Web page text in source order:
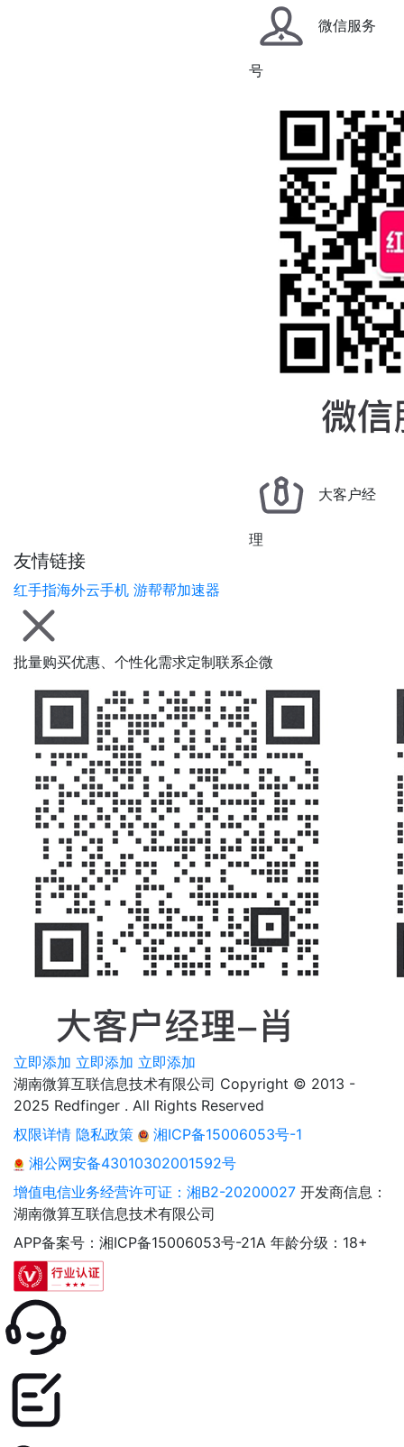
友情链接
红手指海外云手机 游帮帮加速器
微信服务
号
大客户经
理
批量购买优惠、个性化需求定制联系企微
立即添加 立即添加 立即添加
湖南微算互联信息技术有限公司 Copyright © 2013 -
2025 Redfinger . All Rights Reserved
权限详情 隐私政策
湘ICP备15006053号-1
湘公网安备43010302001592号
增值电信业务经营许可证：湘B2-20200027 开发商信息：
湖南微算互联信息技术有限公司
APP备案号：湘ICP备15006053号-21A 年龄分级：18+